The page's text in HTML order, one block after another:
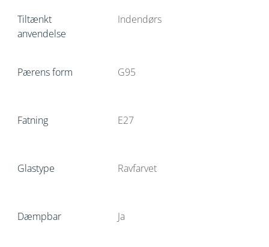
Tiltænkt
anvendelse
Indendørs
Pærens form G95
Fatning E27
Glastype Ravfarvet
Dæmpbar Ja